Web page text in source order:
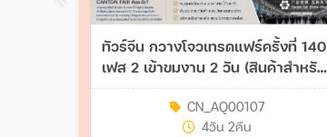
ทัวร์จีน กวางโจวเทรดแฟร์ครั้งที่ 140
เฟส 2 เข้าขมงาน 2 วัน (สินค้าสำหรับ
บ้านและไลฟ์สไตล์คุณภาพ) #ทัวร์ไม่
ลงร้าน 4วัน 2คืน (AQ)
CN_AQ00107
4วัน 2คืน